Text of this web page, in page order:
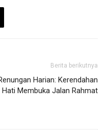
Berita berikutnya
Harian: Kerendahan
Hati Membuka Jalan Rahmat